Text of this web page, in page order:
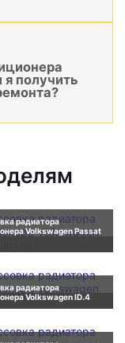
получить
радиатора
Volkswagen Passat
радиатора
Volkswagen ID.4